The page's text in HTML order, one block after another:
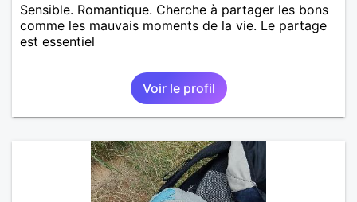
Sensible. Romantique. Cherche à partager les bons
comme les mauvais moments de la vie. Le partage
est essentiel
Voir le profil